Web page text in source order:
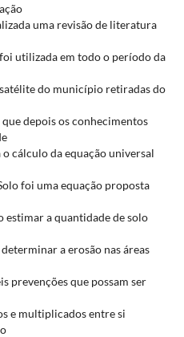
uma revisão de literatura
utilizada em todo o período da
do município retiradas do
que depois os conhecimentos
cálculo da equação universal
foi uma equação proposta
estimar a quantidade de solo
a erosão nas áreas
prevenções que possam ser
e multiplicados entre si